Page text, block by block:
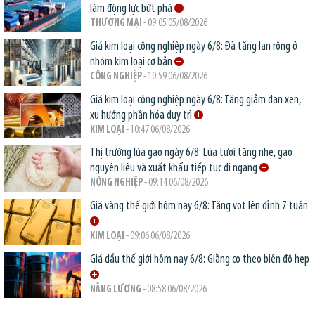
làm động lực bứt phá
THƯƠNG MẠI - 09:05 05/08/2026
Giá kim loại công nghiệp ngày 6/8: Đà tăng lan rộng ở
nhóm kim loại cơ bản
CÔNG NGHIỆP- 10:59 06/08/2026
Giá kim loại công nghiệp ngày 6/8: Tăng giảm đan xen,
xu hướng phân hóa duy trì
KIM LOẠI - 10:47 06/08/2026
Thị trường lúa gạo ngày 6/8: Lúa tươi tăng nhẹ, gạo
nguyên liệu và xuất khẩu tiếp tục đi ngang
NÔNG NGHIỆP- 09:14 06/08/2026
Giá vàng thế giới hôm nay 6/8: Tăng vọt lên đỉnh 7 tuần
KIM LOẠI - 09:06 06/08/2026
Giá dầu thế giới hôm nay 6/8: Giằng co theo biên độ hẹp
NĂNG LƯỢNG - 08:58 06/08/2026